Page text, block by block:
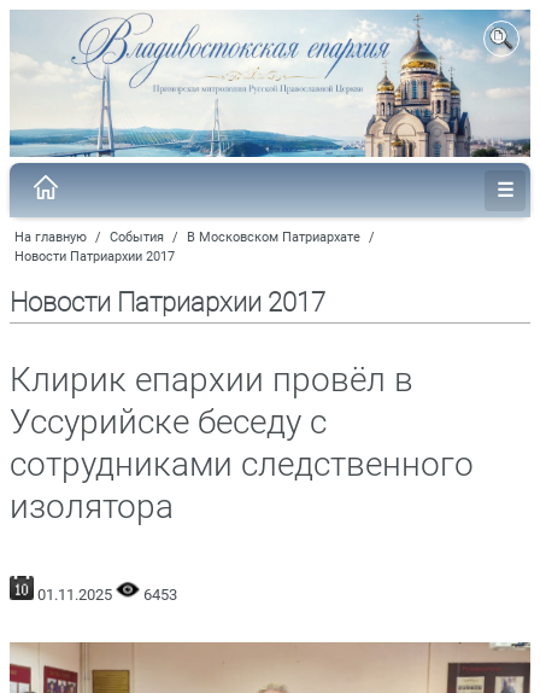
На главную / События / В Московском Патриархате /
Новости Патриархии 2017
Новости Патриархии 2017
Клирик епархии провёл в
Уссурийске беседу с
сотрудниками следственного
изолятора
01.11.2025 6453